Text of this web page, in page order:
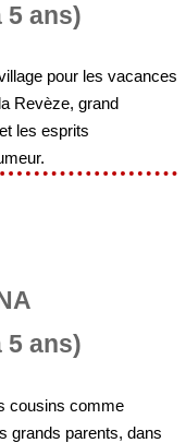
5 ans)
pour les vacances
Revèze, grand
les esprits
5 ans)
cousins comme
grands parents, dans